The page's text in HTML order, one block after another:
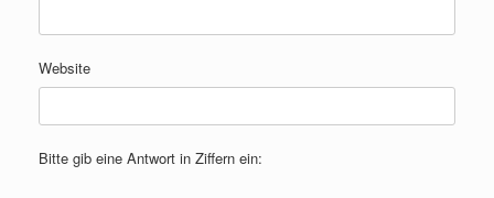
Website
Bitte gib eine Antwort in Ziffern ein: